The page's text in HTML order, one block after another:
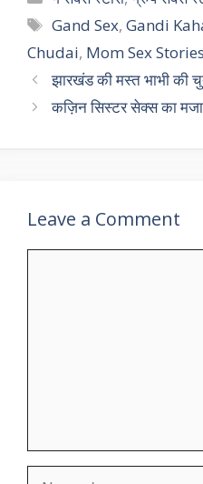
Tags
Gand Sex,Gandi
Chudai, Mom Sex Stories
झारखंड की मस्त भाभी की
कज़िन सिस्टर सेक्स का
Leave a Comment